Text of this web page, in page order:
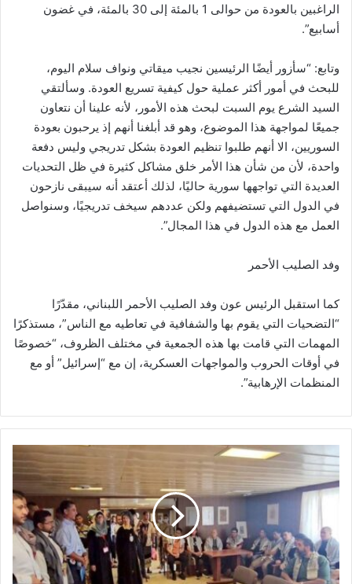
الراغبين بالعودة من حوالى 1 بالمئة إلى 30 بالمئة، في غضون
أسابيع”.
وتابع: “سأزور أيضًا الرئيسين نجيب ميقاتي ونواف سلام اليوم،
للبحث في أمور أكثر عملية حول كيفية تسريع العودة. وسألتقي
السيد الشرع يوم السبت لبحث هذه الأمور، لأنه علينا أن نتعاون
جميعًا لمواجهة هذا الموضوع، وهو قد أبلغنا أنهم إذ يرحبون بعودة
السوريين، الا أنهم طلبوا تنظيم العودة بشكل تدريجي وليس دفعة
واحدة، لأن من شأن هذا الأمر خلق مشاكل كثيرة في ظل التحديات
العديدة التي تواجهها سورية حاليًا، لذلك أعتقد أنه سيبقى نازحون
في الدول التي تستضيفهم ولكن عددهم سيخف تدريجيًا، وسنواصل
العمل مع هذه الدول في هذا المجال”.
وفد الصليب الأحمر
كما استقبل الرئيس عون وفد الصليب الأحمر اللبناني، مقدّرًا
“التضحيات التي يقوم بها والشفافية في تعاطيه مع الناس”، مستذكرًا
المهمات التي قامت بها هذه الجمعية في مختلف الظروف، “خصوصًا
في أوقات الحروب والمواجهات العسكرية، إن مع “إسرائيل” أو مع
المنظمات الإرهابية”.
ت
و
ا
ت